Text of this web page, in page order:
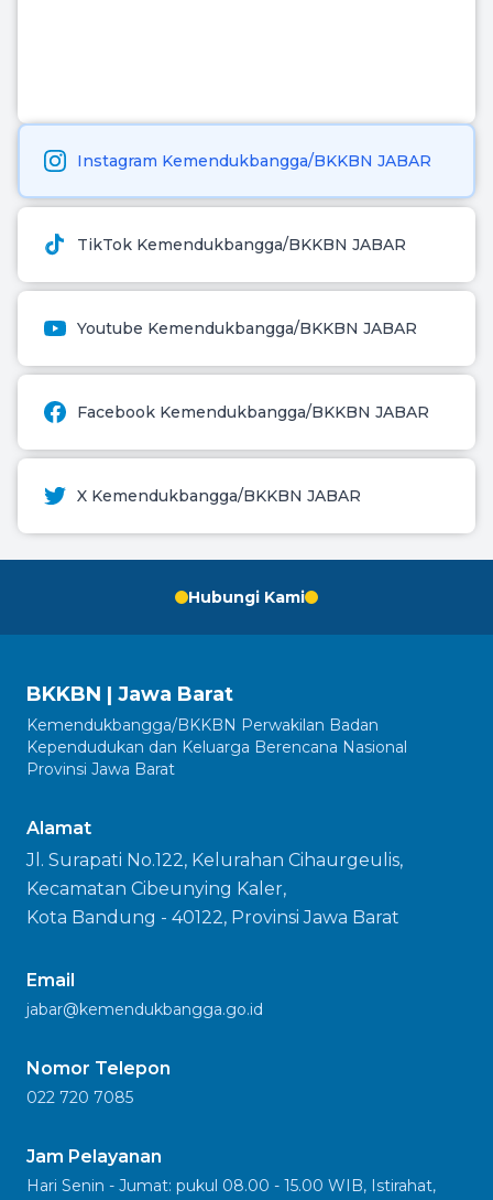
Instagram Kemendukbangga/BKKBN JABAR
TikTok Kemendukbangga/BKKBN JABAR
Youtube Kemendukbangga/BKKBN JABAR
Facebook Kemendukbangga/BKKBN JABAR
X Kemendukbangga/BKKBN JABAR
Hubungi Kami
BKKBN | Jawa Barat
Kemendukbangga/BKKBN Perwakilan Badan
Kependudukan dan Keluarga Berencana Nasional
Provinsi Jawa Barat
Alamat
Jl. Surapati No.122, Kelurahan Cihaurgeulis,
Kecamatan Cibeunying Kaler,
Kota Bandung - 40122, Provinsi Jawa Barat
Email
jabar@kemendukbangga.go.id
Nomor Telepon
022 720 7085
Jam Pelayanan
Hari Senin - Jumat: pukul 08.00 - 15.00 WIB, Istirahat,